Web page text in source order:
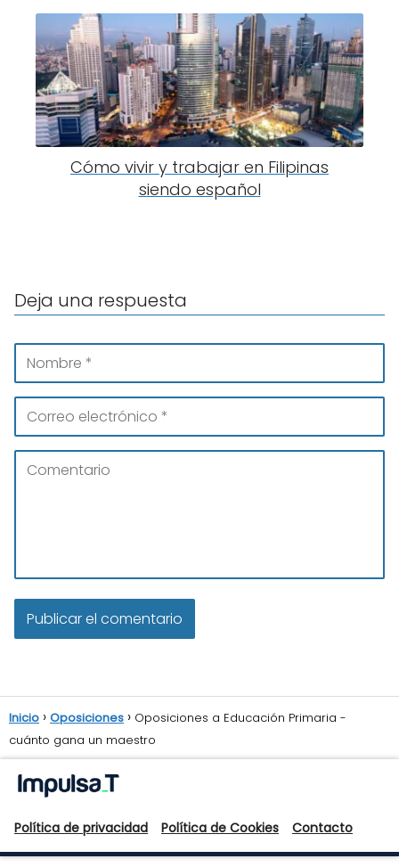
Cómo vivir y trabajar en Filipinas
siendo español
Deja una respuesta
Inicio Oposiciones
Oposiciones a Educación Primaria -
cuánto gana un maestro
Política de privacidad Política de Cookies Contacto